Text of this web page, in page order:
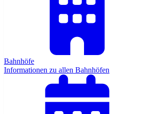
Bahnhöfe
Informationen zu allen Bahnhöfen